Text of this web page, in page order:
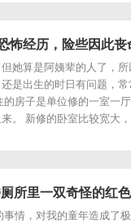
怖经历，险些因此丧
她算是阿姨辈的人了，
是出生的时日有问题，
房子是单位修的一室一
。 新修的卧室比较宽大
所里一双奇怪的红
情，对我的童年造成了